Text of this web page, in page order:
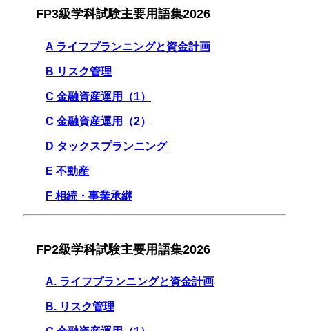
FP3級学科試験主要用語集2026
A ライフプランニングと資金計画
B リスク管理
C 金融資産運用（1）
C 金融資産運用（2）
D タックスプランニング
E 不動産
F 相続・事業承継
FP2級学科試験主要用語集2026
A. ライフプランニングと資金計画
B. リスク管理